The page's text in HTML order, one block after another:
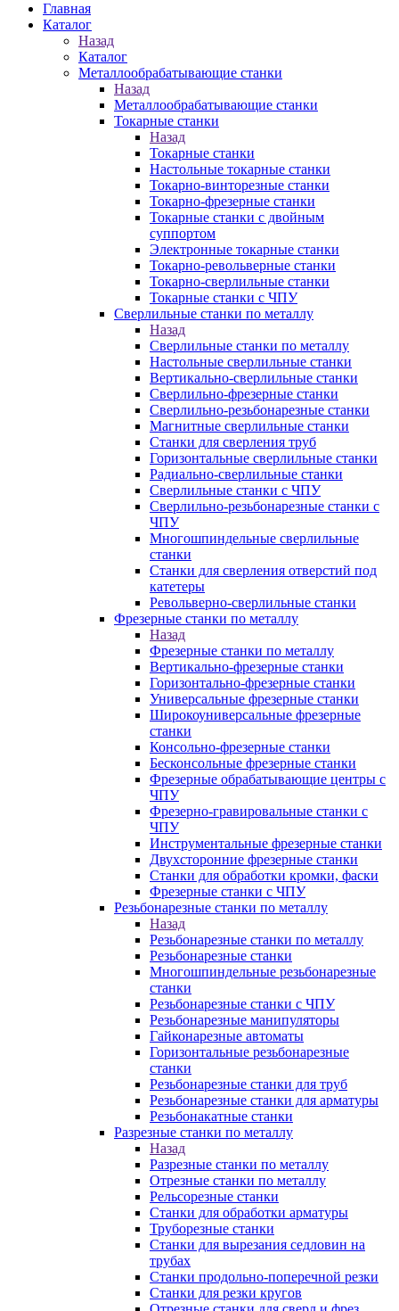
Главная
Каталог
Назад
Каталог
Металлообрабатывающие станки
Назад
Металлообрабатывающие станки
Токарные станки
Назад
Токарные станки
Настольные токарные станки
Токарно-винторезные станки
Токарно-фрезерные станки
Токарные станки с двойным
суппортом
Электронные токарные станки
Токарно-револьверные станки
Токарно-сверлильные станки
Токарные станки с ЧПУ
Сверлильные станки по металлу
Назад
Сверлильные станки по металлу
Настольные сверлильные станки
Вертикально-сверлильные станки
Сверлильно-фрезерные станки
Сверлильно-резьбонарезные станки
Магнитные сверлильные станки
Станки для сверления труб
Горизонтальные сверлильные станки
Радиально-сверлильные станки
Сверлильные станки с ЧПУ
Сверлильно-резьбонарезные станки с
ЧПУ
Многошпиндельные сверлильные
станки
Станки для сверления отверстий под
катетеры
Револьверно-сверлильные станки
Фрезерные станки по металлу
Назад
Фрезерные станки по металлу
Вертикально-фрезерные станки
Горизонтально-фрезерные станки
Универсальные фрезерные станки
Широкоуниверсальные фрезерные
станки
Консольно-фрезерные станки
Бесконсольные фрезерные станки
Фрезерные обрабатывающие центры с
ЧПУ
Фрезерно-гравировальные станки с
ЧПУ
Инструментальные фрезерные станки
Двухсторонние фрезерные станки
Станки для обработки кромки, фаски
Фрезерные станки с ЧПУ
Резьбонарезные станки по металлу
Назад
Резьбонарезные станки по металлу
Резьбонарезные станки
Многошпиндельные резьбонарезные
станки
Резьбонарезные станки с ЧПУ
Резьбонарезные манипуляторы
Гайконарезные автоматы
Горизонтальные резьбонарезные
станки
Резьбонарезные станки для труб
Резьбонарезные станки для арматуры
Резьбонакатные станки
Разрезные станки по металлу
Назад
Разрезные станки по металлу
Отрезные станки по металлу
Рельсорезные станки
Станки для обработки арматуры
Труборезные станки
Станки для вырезания седловин на
трубаx
Станки продольно-поперечной резки
Станки для резки кругов